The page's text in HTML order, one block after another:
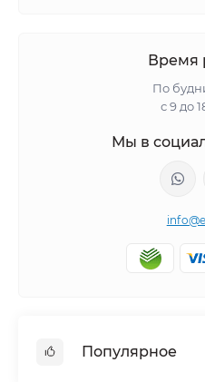
Время
По
с 9 до
Мы в
Популярное